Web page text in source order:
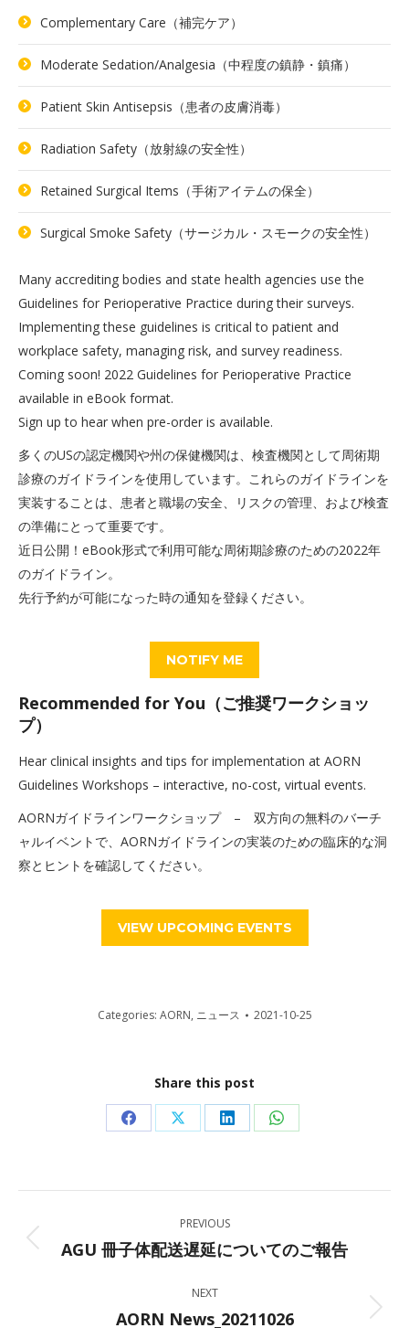
Complementary Care（補完ケア）
Moderate Sedation/Analgesia（中程度の鎮静・鎮痛）
Patient Skin Antisepsis（患者の皮膚消毒）
Radiation Safety（放射線の安全性）
Retained Surgical Items（手術アイテムの保全）
Surgical Smoke Safety（サージカル・スモークの安全性）
Many accrediting bodies and state health agencies use the
Guidelines for Perioperative Practice during their surveys.
Implementing these guidelines is critical to patient and
workplace safety, managing risk, and survey readiness.
Coming soon! 2022 Guidelines for Perioperative Practice
available in eBook format.
Sign up to hear when pre-order is available.
多くのUSの認定機関や州の保健機関は、検査機関として周術期
診療のガイドラインを使用しています。これらのガイドラインを
実装することは、患者と職場の安全、リスクの管理、および検査
の準備にとって重要です。
近日公開！eBook形式で利用可能な周術期診療のための2022年
のガイドライン。
先行予約が可能になった時の通知を登録ください。
NOTIFY ME
Recommended for You（ご推奨ワークショッ
プ）
Hear clinical insights and tips for implementation at AORN
Guidelines Workshops – interactive, no-cost, virtual events.
AORNガイドラインワークショップ – 双方向の無料のバーチ
ャルイベントで、AORNガイドラインの実装のための臨床的な洞
察とヒントを確認してください。
VIEW UPCOMING EVENTS
Categories: AORN, ニュース 2021-10-25
Share this post
Share
Facebook
Share
X
Share
LinkedIn
Share
WhatsApp
navigation
PREVIOUS
Previous
AGU 冊子体配送遅延についてのご報告
NEXT
Next
AORN News_20211026